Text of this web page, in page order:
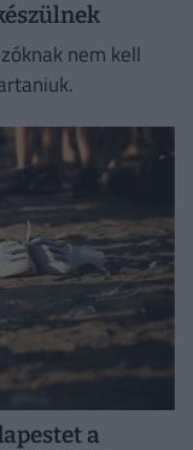
nem kell
a